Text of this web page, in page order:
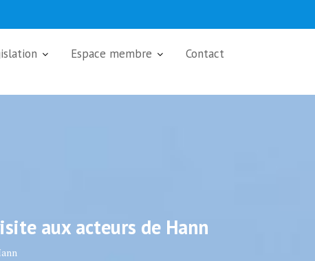
Espace membre Contact
aux acteurs de Hann